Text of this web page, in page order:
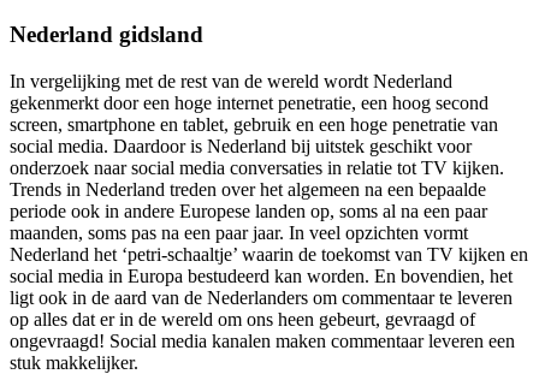
Nederland gidsland
In vergelijking met de rest van de wereld wordt Nederland
gekenmerkt door een hoge internet penetratie, een hoog second
screen, smartphone en tablet, gebruik en een hoge penetratie van
social media. Daardoor is Nederland bij uitstek geschikt voor
onderzoek naar social media conversaties in relatie tot TV kijken.
Trends in Nederland treden over het algemeen na een bepaalde
periode ook in andere Europese landen op, soms al na een paar
maanden, soms pas na een paar jaar. In veel opzichten vormt
Nederland het ‘petri-schaaltje’ waarin de toekomst van TV kijken en
social media in Europa bestudeerd kan worden. En bovendien, het
ligt ook in de aard van de Nederlanders om commentaar te leveren
op alles dat er in de wereld om ons heen gebeurt, gevraagd of
ongevraagd! Social media kanalen maken commentaar leveren een
stuk makkelijker.